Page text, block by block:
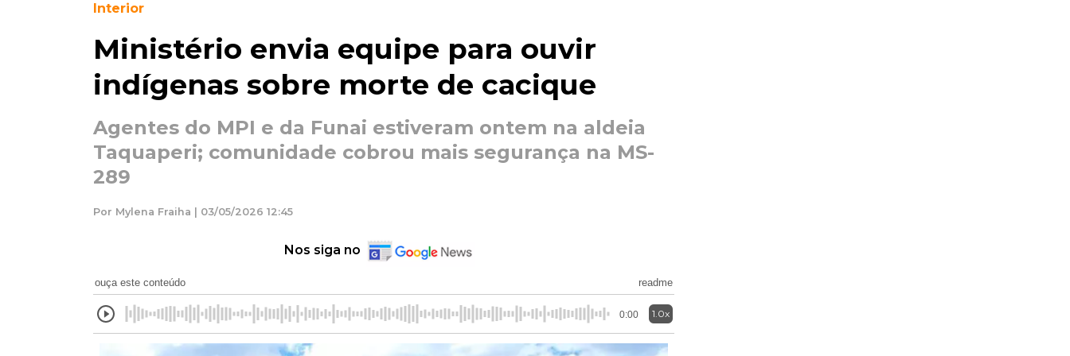
Interior
Ministério envia equipe para ouvir
indígenas sobre morte de cacique
Agentes do MPI e da Funai estiveram ontem na aldeia
Taquaperi; comunidade cobrou mais segurança na MS-
289
Por Mylena Fraiha | 03/05/2026 12:45
Nos siga no
ouça este conteúdo readme
0:00 1.0x